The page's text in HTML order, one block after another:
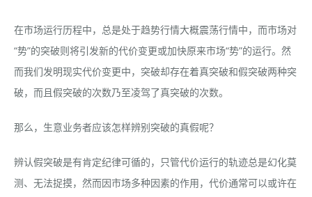
在市场运行历程中，总是处于趋势行情大概震荡行情中，而市场对
“势”的突破则将引发新的代价变更或加快原来市场“势”的运行。然
而我们发明现实代价变更中，突破却存在着真突破和假突破两种突
破，而且假突破的次数乃至凌驾了真突破的次数。
那么，生意业务者应该怎样辨别突破的真假呢？
辨认假突破是有肯定纪律可循的，只管代价运行的轨迹总是幻化莫
测、无法捉摸，然而因市场多种因素的作用，代价通常可以或许在